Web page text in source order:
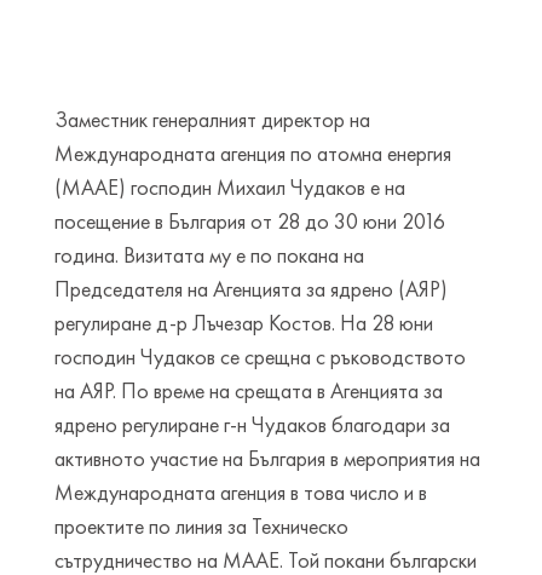
Заместник генералният директор на
Международната агенция по атомна енергия
(МААЕ) господин Михаил Чудаков е на
посещение в България от 28 до 30 юни 2016
година. Визитата му е по покана на
Председателя на Агенцията за ядрено (АЯР)
регулиране д-р Лъчезар Костов. На 28 юни
господин Чудаков се срещна с ръководството
на АЯР. По време на срещата в Агенцията за
ядрено регулиране г-н Чудаков благодари за
активното участие на България в мероприятия на
Международната агенция в това число и в
проектите по линия за Техническо
сътрудничество на МААЕ. Той покани български